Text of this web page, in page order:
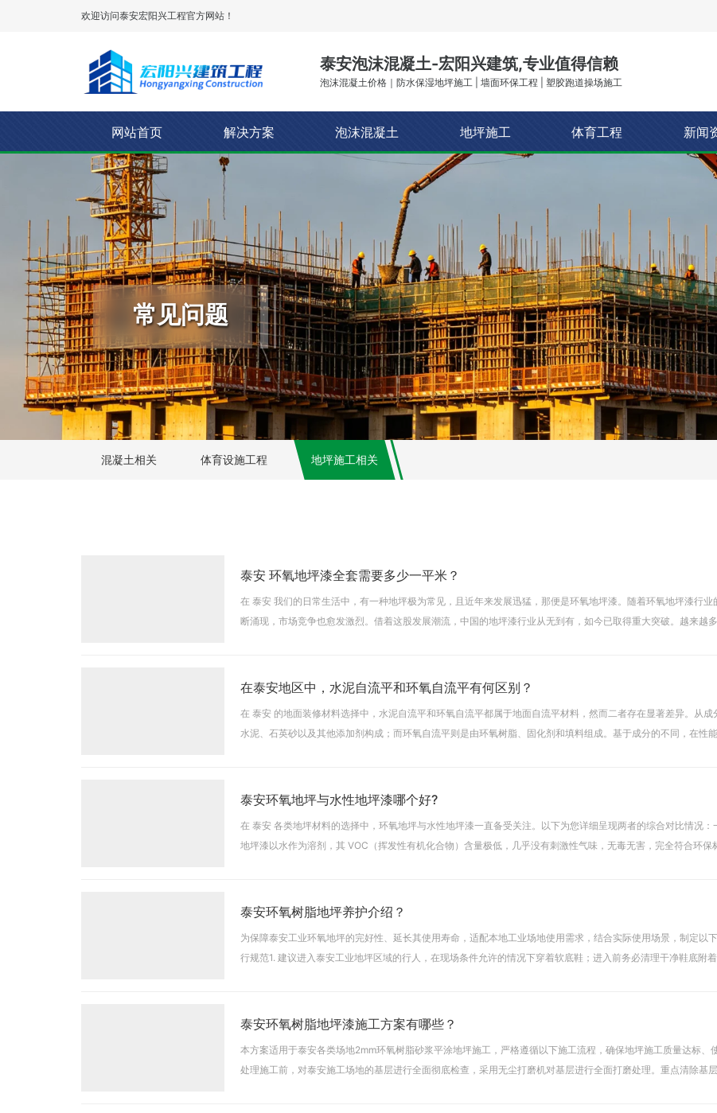
欢迎访问泰安宏阳兴工程官方网站！
泰安泡沫混凝土-宏阳兴建筑,专业值得信赖
泡沫混凝土价格｜防水保湿地坪施工 | 墙面环保工程 | 塑胶跑道操场施工
网站首页 解决方案 泡沫混凝土 地坪施工 体育工程 新闻
常见问题
混凝土相关 体育设施工程 地坪施工相关
泰安 环氧地坪漆全套需要多少一平米？
在 泰安 我们的日常生活中，有一种地坪极为常见，且近年来发展迅猛，那便是环氧地坪漆。随着环氧地坪漆行
断涌现，市场竞争也愈发激烈。借着这股发展潮流，中国的地坪漆行业从无到有，如今已取得重大突破。越来越
在泰安地区中，水泥自流平和环氧自流平有何区别？
在 泰安 的地面装修材料选择中，水泥自流平和环氧自流平都属于地面自流平材料，然而二者存在显著差异。从
水泥、石英砂以及其他添加剂构成；而环氧自流平则是由环氧树脂、固化剂和填料组成。基于成分的不同，在性
泰安环氧地坪与水性地坪漆哪个好?
在 泰安 各类地坪材料的选择中，环氧地坪与水性地坪漆一直备受关注。以下为您详细呈现两者的综合对比情况
地坪漆以水作为溶剂，其 VOC（挥发性有机化合物）含量极低，几乎没有刺激性气味，无毒无害，完全符合环保
泰安环氧树脂地坪养护介绍？
为保障泰安工业环氧地坪的完好性、延长其使用寿命，适配本地工业场地使用需求，结合实际使用场景，制定以
行规范1. 建议进入泰安工业地坪区域的行人，在现场条件允许的情况下穿着软底鞋；进入前务必清理干净鞋底附
泰安环氧树脂地坪漆施工方案有哪些？
本方案适用于泰安各类场地2mm环氧树脂砂浆平涂地坪施工，严格遵循以下施工流程，确保地坪施工质量达标、
处理施工前，对泰安施工场地的基层进行全面彻底检查，采用无尘打磨机对基层进行全面打磨处理。重点清除基